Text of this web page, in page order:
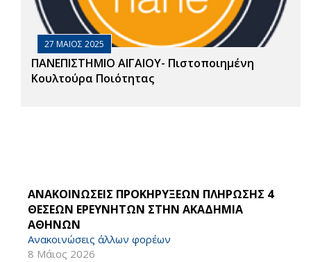
27 ΜΑΙΟΣ 2025
ΠΑΝΕΠΙΣΤΗΜΙΟ ΑΙΓΑΙΟΥ- Πιστοποιημένη
Κουλτούρα Ποιότητας
ΑΝΑΚΟΙΝΩΣΕΙΣ ΠΡΟΚΗΡΥΞΕΩΝ ΠΛΗΡΩΣΗΣ 4
ΘΕΣΕΩΝ ΕΡΕΥΝΗΤΩΝ ΣΤΗΝ ΑΚΑΔΗΜΙΑ
ΑΘΗΝΩΝ
Ανακοινώσεις άλλων φορέων
8 Μάιος 2026